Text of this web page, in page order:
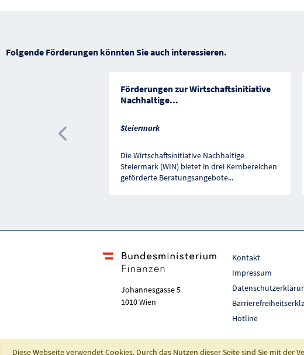
Folgende Förderungen könnten Sie auch interessieren.
Förderungen zur Wirtschaftsinitiative
Nachhaltige...
Steiermark
Die Wirtschaftsinitiative Nachhaltige
Steiermark (WIN) bietet in drei Kernbereichen
geförderte Beratungsangebote...
Vorherige Förderung
Johannesgasse 5
1010 Wien
Kontakt
Impressum
Hotline
Diese Webseite verwendet Cookies. Durch das Nutzen dieser Seite sind Sie mit der